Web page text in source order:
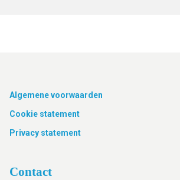
Footer
Algemene voorwaarden
Cookie statement
Privacy statement
Contact